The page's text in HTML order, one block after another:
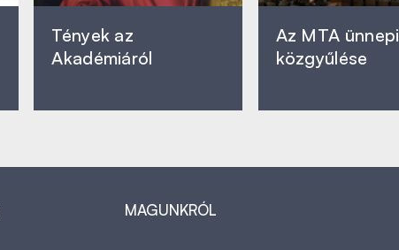
Tények az
Akadémiáról
Az MTA ünnepi
közgyűlése
MAGUNKRÓL